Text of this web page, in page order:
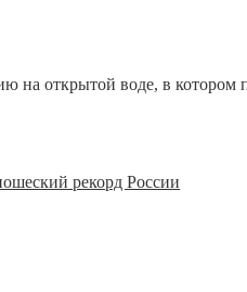
на открытой воде, в
рекорд России